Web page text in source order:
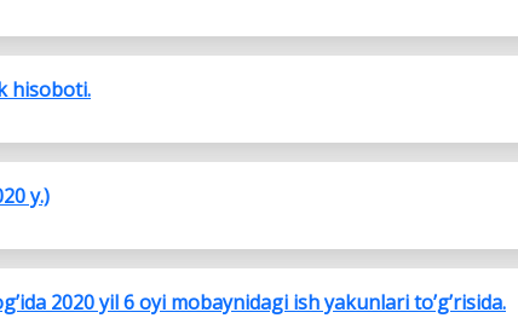
hisoboti.
y.)
2020 yil 6 oyi mobaynidagi ish yakunlari to’g’risida.